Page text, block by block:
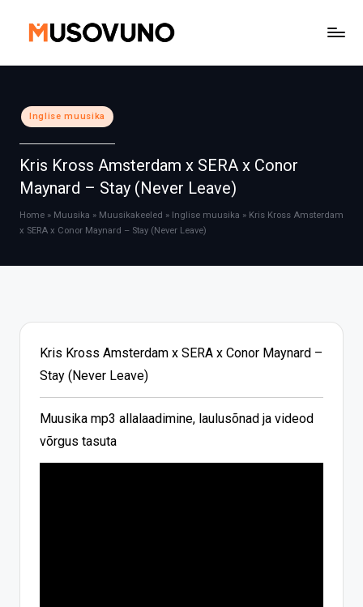
Posted
in
Inglise muusika
Kris Kross Amsterdam x SERA x Conor
Maynard – Stay (Never Leave)
Home » Muusika » Muusikakeeled » Inglise muusika » Kris Kross Amsterdam
x SERA x Conor Maynard – Stay (Never Leave)
Kris Kross Amsterdam x SERA x Conor Maynard –
Stay (Never Leave)
Muusika mp3 allalaadimine, laulusõnad ja videod
võrgus tasuta